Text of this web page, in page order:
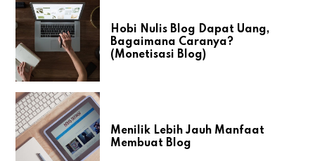
Hobi Nulis Blog Dapat Uang,
Bagaimana Caranya?
(Monetisasi Blog)
Menilik Lebih Jauh Manfaat
Membuat Blog